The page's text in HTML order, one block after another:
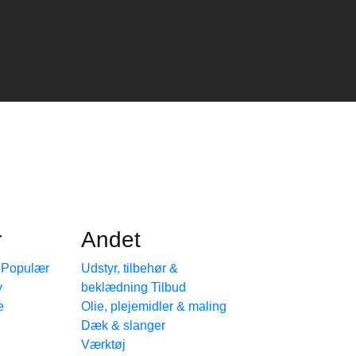
Andet
Udstyr, tilbehør &
beklædning
Olie, plejemidler & maling
Dæk & slanger
Værktøj